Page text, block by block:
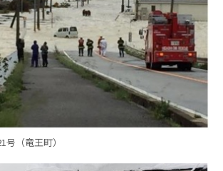
号（竜王町）